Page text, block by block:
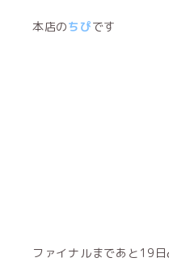
本店のちぴです
ファイナルまであと19日໒